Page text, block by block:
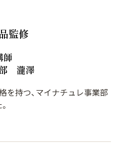
監修
師
部 瀧澤
を持つ、マイナチュレ事業部